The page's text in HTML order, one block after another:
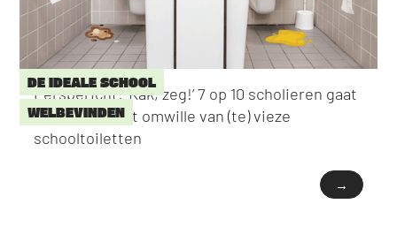
DE IDEALE SCHOOL
WELBEVINDEN
Persbericht: ‘Kak, zeg!’ 7 op 10 scholieren gaat
niet naar toilet omwille van (te) vieze
schooltoiletten
→